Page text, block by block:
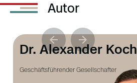
Autor
Dr. Alexander Koch
Geschäftsführender Gesellschafter